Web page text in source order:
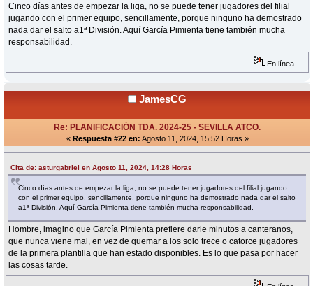
Cinco días antes de empezar la liga, no se puede tener jugadores del filial
jugando con el primer equipo, sencillamente, porque ninguno ha demostrado
nada dar el salto a1ª División. Aquí García Pimienta tiene también mucha
responsabilidad.
En línea
JamesCG
Re: PLANIFICACIÓN TDA. 2024-25 - SEVILLA ATCO.
« Respuesta #22 en: Agosto 11, 2024, 15:52 Horas »
Cita de: asturgabriel en Agosto 11, 2024, 14:28 Horas
Cinco días antes de empezar la liga, no se puede tener jugadores del filial jugando
con el primer equipo, sencillamente, porque ninguno ha demostrado nada dar el salto
a1ª División. Aquí García Pimienta tiene también mucha responsabilidad.
Hombre, imagino que García Pimienta prefiere darle minutos a canteranos,
que nunca viene mal, en vez de quemar a los solo trece o catorce jugadores
de la primera plantilla que han estado disponibles. Es lo que pasa por hacer
las cosas tarde.